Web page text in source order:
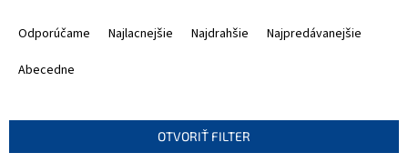
p
Odporúčame Najlacnejšie Najdrahšie
Najpredávanejšie
Abecedne
OTVORIŤ FILTER